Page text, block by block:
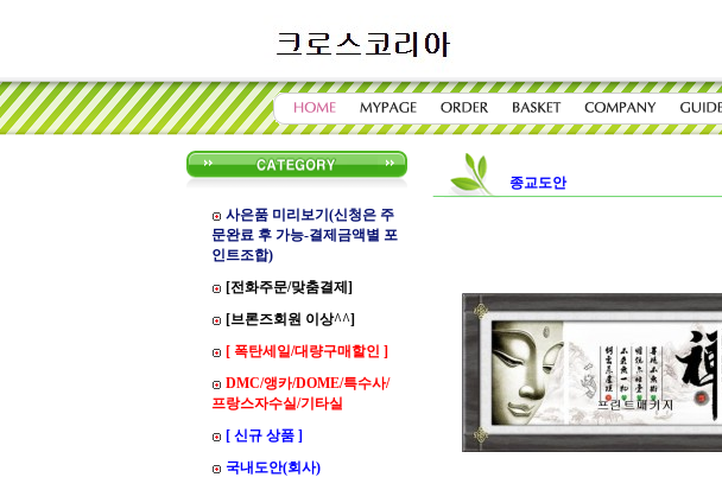
사은품 미리보기(신청은 주
문완료 후 가능-결제금액별 포
인트조합)
[전화주문/맞춤결제]
[브론즈회원 이상^^]
[ 폭탄세일/대량구매할인 ]
DMC/앵카/DOME/특수사/
프랑스자수실/기타실
[ 신규 상품 ]
국내도안(회사)
종교도안